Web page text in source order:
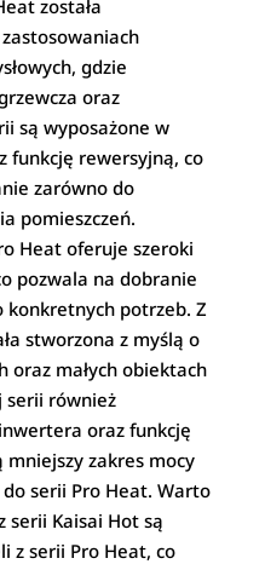
została
gdzie
oraz
są wyposażone w
funkcję rewersyjną, co
zarówno do
pomieszczeń.
Heat oferuje szeroki
pozwala na dobranie
potrzeb. Z
stworzona z myślą o
oraz małych obiektach
serii również
oraz funkcję
zakres mocy
serii Pro Heat. Warto
serii Kaisai Hot są
z serii Pro Heat, co